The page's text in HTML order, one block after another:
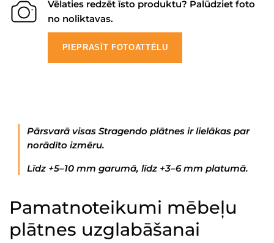
Vēlaties redzēt īsto produktu? Palūdziet foto
no noliktavas.
PIEPRASĪT FOTOATTĒLU
Pārsvarā visas Stragendo plātnes ir lielākas par
norādīto izmēru.
Līdz +5–10 mm garumā, līdz +3–6 mm platumā.
Pamatnoteikumi mēbeļu
plātnes uzglabāšanai